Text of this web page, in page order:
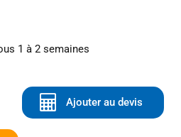
1 à 2 semaines
Ajouter au devis